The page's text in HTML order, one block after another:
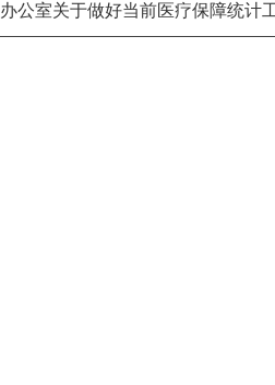
室关于做好当前医疗保障统计